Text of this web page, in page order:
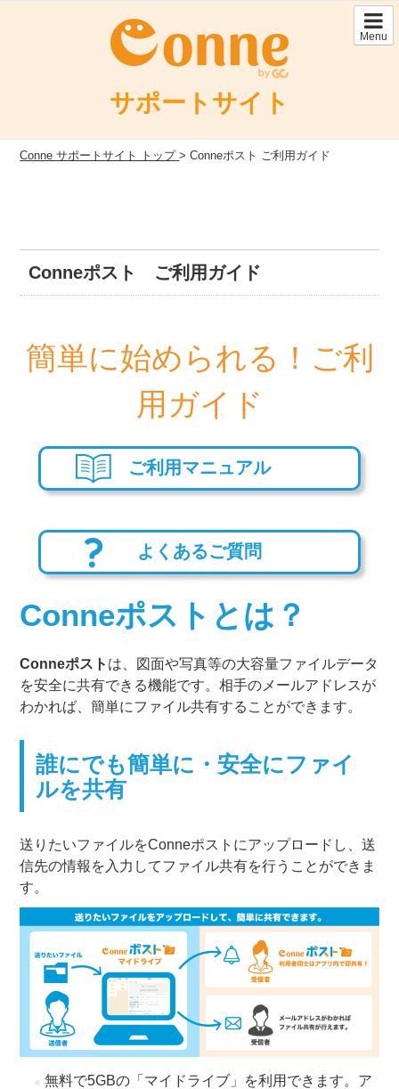
Menu
サポートサイト
Conne サポートサイト トップ >Conneポスト ご利用ガイド
Conneポスト ご利用ガイド
簡単に始められる！ご利
用ガイド
ご利用マニュアル
よくあるご質問
Conneポストとは？
Conneポスト は、図面や写真等の大容量ファイルデータ
を安全に共有できる機能です。相手のメールアドレスが
わかれば、簡単にファイル共有することができます。
誰にでも簡単に・安全にファイ
ルを共有
送りたいファイルをConneポストにアップロードし、送
信先の情報を入力してファイル共有を行うことができま
す。
無料で5GBの「マイドライブ」を利用できます。ア